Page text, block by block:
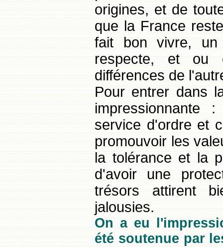
origines, et de
que la France
fait bon vivre,
respecte, et ou
différences de
Pour entrer dans
impressionnante
service d'ordre et
promouvoir les
la tolérance et la
d'avoir une
trésors attirent
jalousies.
On a eu
été soutenue par